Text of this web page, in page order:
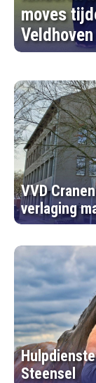
moves
Veldhoven
VVD
verlaging
Steensel